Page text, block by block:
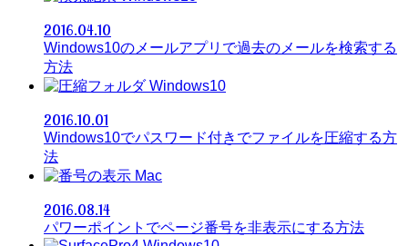
2016.04.10
Windows10のメールアプリで過去のメールを検索する
方法
Windows10
2016.10.01
Windows10でパスワード付きでファイルを圧縮する方
法
Mac
2016.08.14
パワーポイントでページ番号を非表示にする方法